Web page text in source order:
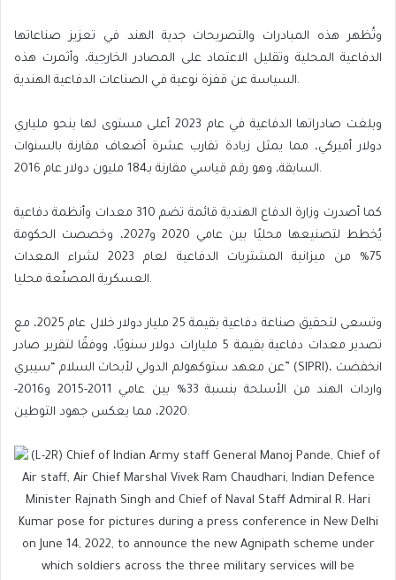
وتُظهر هذه المبادرات والتصريحات جدية الهند في تعزيز صناعاتها
الدفاعية المحلية وتقليل الاعتماد على المصادر الخارجية، وأثمرت هذه
السياسة عن قفزة نوعية في الصناعات الدفاعية الهندية.
وبلغت صادراتها الدفاعية في عام 2023 أعلى مستوى لها بنحو ملياري
دولار أميركي، مما يمثل زيادة تقارب عشرة أضعاف مقارنة بالسنوات
السابقة، وهو رقم قياسي مقارنة بـ184 مليون دولار عام 2016.
كما أصدرت وزارة الدفاع الهندية قائمة تضم 310 معدات وأنظمة دفاعية
يُخطط لتصنيعها محليًا بين عامي 2020 و2027، وخصصت الحكومة
75% من ميزانية المشتريات الدفاعية لعام 2023 لشراء المعدات
العسكرية المصنّعة محليا.
وتسعى لتحقيق صناعة دفاعية بقيمة 25 مليار دولار خلال عام 2025، مع
تصدير معدات دفاعية بقيمة 5 مليارات دولار سنويًا، ووفقًا لتقرير صادر
عن معهد ستوكهولم الدولي لأبحاث السلام “سيبري” (SIPRI)، انخفضت
واردات الهند من الأسلحة بنسبة 33% بين عامي 2011-2015 و2016-
2020، مما يعكس جهود التوطين.